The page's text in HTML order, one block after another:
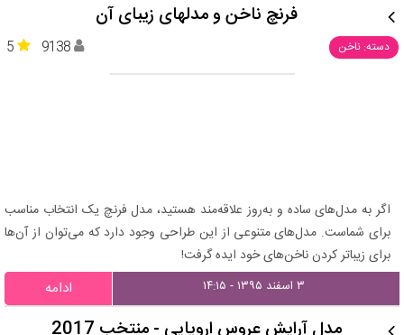
فرنچ ناخن و مدلهای زیبای آن
دسته: ناخن 5 9138
اگر به مدل‌های ساده و به‌روز علاقه‌مند هستید، مدل فرنچ یک انتخاب مناسب
برای شماست. مدل‌های متنوعی از این طراحی وجود دارد که می‌توان از آن‌ها
برای زیباتر کردن ناخن‌های خود ایده گرفت!
۳ اسفند ۱۳۹۵ - ۱۴:۱۵ ادامه